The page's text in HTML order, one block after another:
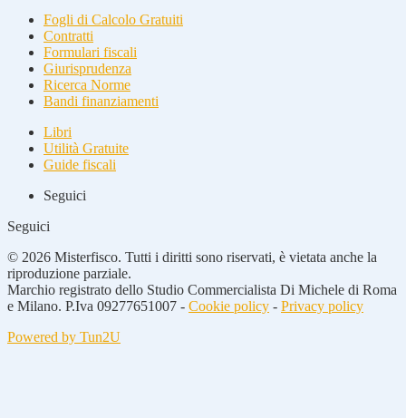
Fogli di Calcolo Gratuiti
Contratti
Formulari fiscali
Giurisprudenza
Ricerca Norme
Bandi finanziamenti
Libri
Utilità Gratuite
Guide fiscali
Seguici
Seguici
© 2026 Misterfisco. Tutti i diritti sono riservati, è vietata anche la
riproduzione parziale.
Marchio registrato dello Studio Commercialista Di Michele di Roma
e Milano. P.Iva 09277651007 - Cookie policy - Privacy policy
Powered by Tun2U